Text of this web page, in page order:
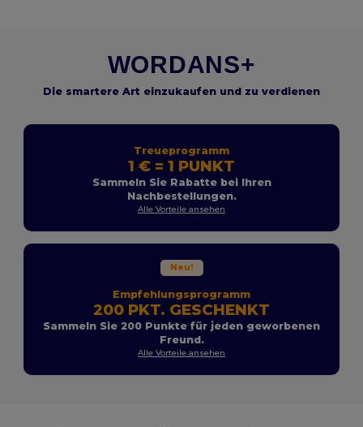
WORDANS+
Die smartere Art einzukaufen und zu verdienen
Treueprogramm
1 € = 1 PUNKT
Sammeln Sie Rabatte bei Ihren
Nachbestellungen.
Alle Vorteile ansehen
Neu!
Empfehlungsprogramm
200 PKT. GESCHENKT
Sammeln Sie 200 Punkte für jeden geworbenen
Freund.
Alle Vorteile ansehen